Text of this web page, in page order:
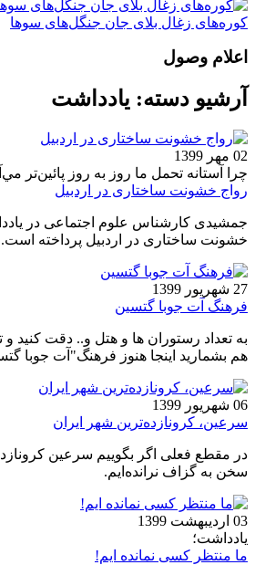
کوره‌های زغال بلای جان جنگل‌های سوها
اعلام وصول
آرشیو دسته: یادداشت
02 مهر 1399
چرا آستانه تحمل ما روز به روز پائين‌تر
رواج خشونت ساختاری در اردبیل
جمشیدی کارشناس علوم اجتماعی در
خشونت ساختاری در اردبیل پرداخته است.
27 شهریور 1399
فرهنگ آت جوبا گتسین
به تعداد رستوران ها و هتل و.. دقت کنید و
هم بشمارید اینجا هنوز فرهنگ"آت جوبا
06 شهریور 1399
سرعین، کرونازده‌ترین شهر ایران
در مقطع فعلی اگر بگوییم سرعین
سخن به گزاف نرانده‌ایم.
03 اردیبهشت 1399
یادداشت؛
ما منتظر کسی نمانده ایم!